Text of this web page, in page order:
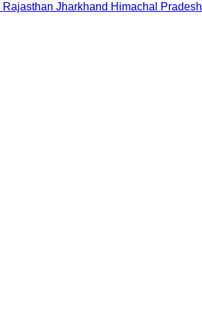
Rajasthan Jharkhand Himachal Pradesh